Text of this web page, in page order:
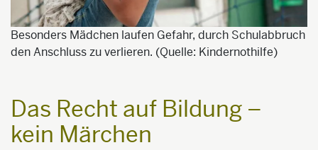
Besonders Mädchen laufen Gefahr, durch Schulabbruch
den Anschluss zu verlieren. (Quelle: Kindernothilfe)
Das Recht auf Bildung –
kein Märchen